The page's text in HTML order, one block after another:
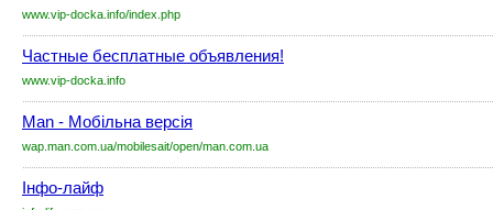
www.vip-docka.info/index.php
Частные бесплатные объявления!
www.vip-docka.info
Man - Мобільна версія
wap.man.com.ua/mobilesait/open/man.com.ua
Інфо-лайф